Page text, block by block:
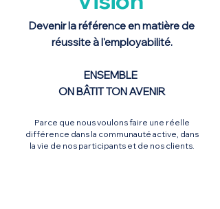
Devenir la référence en matière de
réussite à l'employabilité.
ENSEMBLE
ON BÂTIT TON AVENIR
Parce que nous voulons faire une réelle
différence dans la communauté active, dans
la vie de nos participants et de nos clients.